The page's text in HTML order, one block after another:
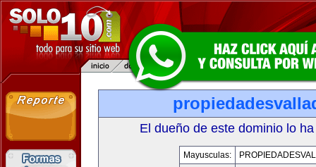
El dueño de este dominio lo
Mayusculas: